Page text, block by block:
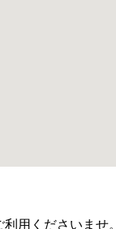
用くださいませ。